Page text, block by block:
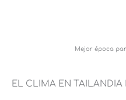
Mejor época
EL CLIMA EN TAILANDIA